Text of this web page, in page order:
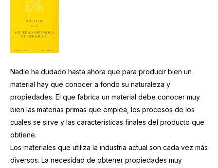
Nadie ha dudado hasta ahora que para producir bien un
material hay que conocer a fondo su naturaleza y
propiedades. El que fabrica un material debe conocer muy
bien las materias primas que emplea, los procesos de los
cuales se sirve y las características finales del producto que
obtiene.
Los materiales que utiliza la industria actual son cada vez más
diversos. La necesidad de obtener propiedades muy